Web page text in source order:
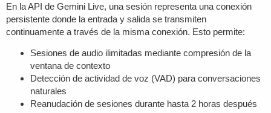
En la API de Gemini Live, una sesión representa una conexión
persistente donde la entrada y salida se transmiten
continuamente a través de la misma conexión. Esto permite:
Sesiones de audio ilimitadas mediante compresión de la
ventana de contexto
Detección de actividad de voz (VAD) para conversaciones
naturales
Reanudación de sesiones durante hasta 2 horas después